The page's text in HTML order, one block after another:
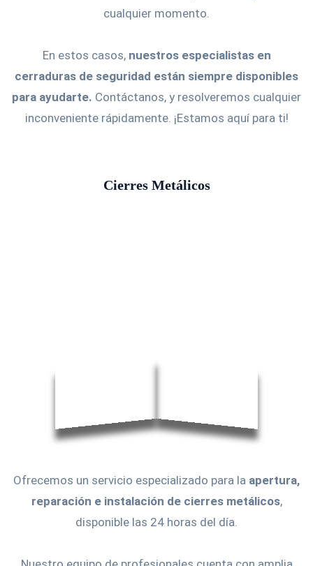
cualquier momento.
En estos casos, nuestros especialistas en
cerraduras de seguridad están siempre disponibles
para ayudarte. Contáctanos, y resolveremos cualquier
inconveniente rápidamente. ¡Estamos aquí para ti!
Cierres Metálicos
Ofrecemos un servicio especializado para la apertura,
reparación e instalación de cierres metálicos,
disponible las 24 horas del día.